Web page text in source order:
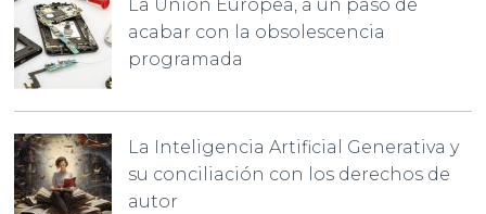
La Unión Europea, a un paso de
acabar con la obsolescencia
programada
La Inteligencia Artificial Generativa y
su conciliación con los derechos de
autor